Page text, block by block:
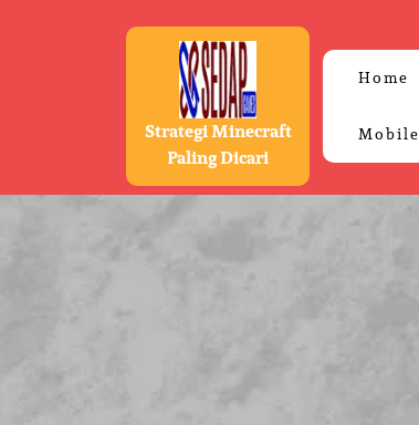
Strategi Minecraft
Paling Dicari
Home